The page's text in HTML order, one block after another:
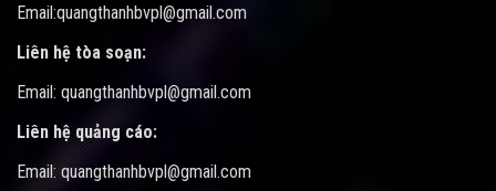
Email:quangthanhbvpl@gmail.com
Liên hệ tòa soạn:
Email: quangthanhbvpl@gmail.com
Liên hệ quảng cáo:
Email: quangthanhbvpl@gmail.com